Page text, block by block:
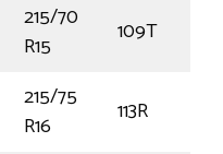
215/70
R15
109T
215/75
R16
113R